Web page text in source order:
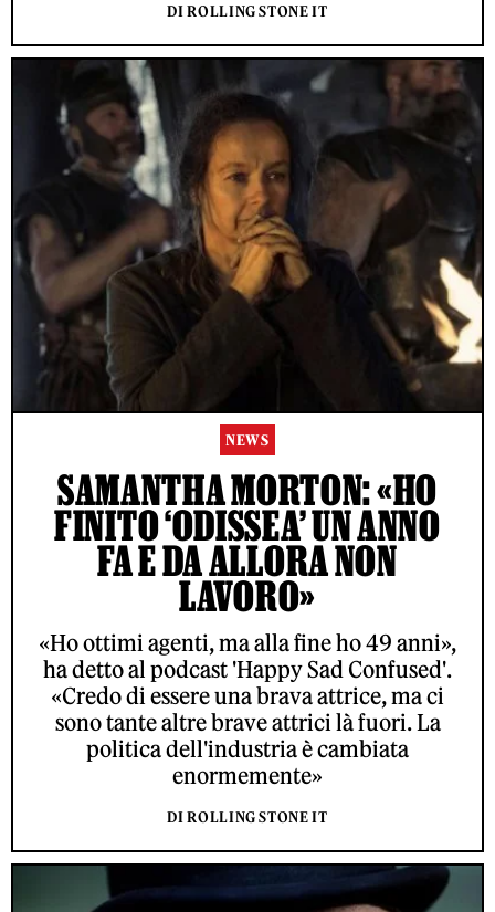
DI ROLLING STONE IT
NEWS
SAMANTHA MORTON: «HO
FINITO ‘ODISSEA’ UN ANNO
FA E DA ALLORA NON
LAVORO»
«Ho ottimi agenti, ma alla fine ho 49 anni»,
ha detto al podcast 'Happy Sad Confused'.
«Credo di essere una brava attrice, ma ci
sono tante altre brave attrici là fuori. La
politica dell'industria è cambiata
enormemente»
DI ROLLING STONE IT